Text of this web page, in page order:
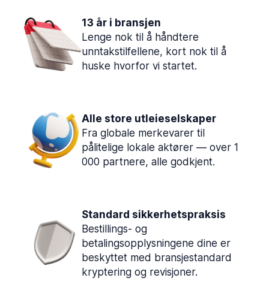
13 år i bransjen
Lenge nok til å håndtere
unntakstilfellene, kort nok til å
huske hvorfor vi startet.
Alle store utleieselskaper
Fra globale merkevarer til
pålitelige lokale aktører — over 1
000 partnere, alle godkjent.
Standard sikkerhetspraksis
Bestillings- og
betalingsopplysningene dine er
beskyttet med bransjestandard
kryptering og revisjoner.